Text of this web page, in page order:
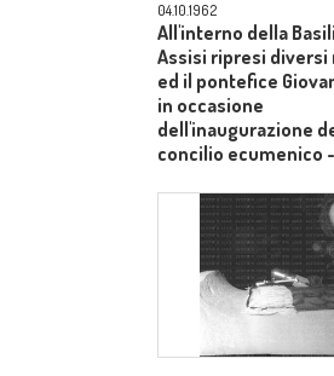
04.10.1962
All'interno della
Assisi ripresi diversi
ed il pontefice
in occasione
dell'inaugurazione
concilio ecumenico